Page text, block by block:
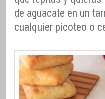
de aguacate en un
cualquier picoteo o